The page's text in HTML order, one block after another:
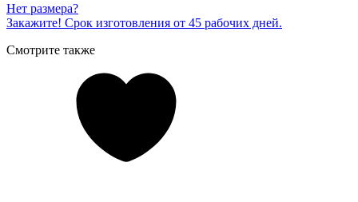
Нет размера?
Закажите! Срок изготовления от 45 рабочих дней.
Смотрите также